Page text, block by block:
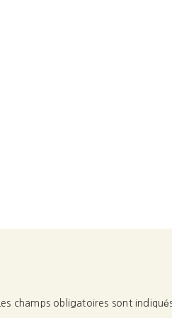
Les champs obligatoires sont